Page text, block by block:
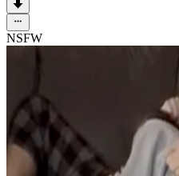
NSFW